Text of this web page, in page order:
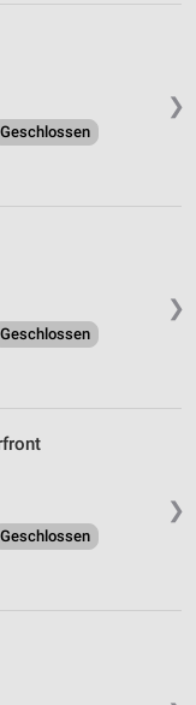
❯
Geschlossen
❯
Geschlossen
❯
Geschlossen